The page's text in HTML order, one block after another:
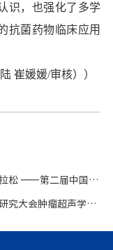
识，也强化了多学
抗菌药物临床应用
崔媛媛/审核））
“攻克”癌症的科学探索是一场马拉松 ——第二届中国科大癌症研究大会暨2025安徽省肿瘤学大会举行
我院超声科成功承办中国科大癌症研究大会肿瘤超声学术会议暨2025年安徽省肿瘤超声联盟学术年会